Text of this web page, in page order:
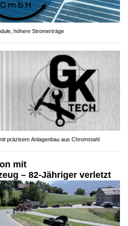
höhere Stromerträge
präzisem Anlagenbau aus Chromstahl
mit
– 82-Jähriger verletzt